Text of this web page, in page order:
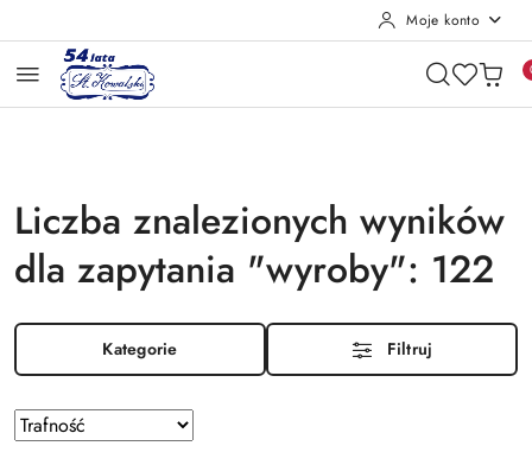
Moje konto
Liczba znalezionych wyników
dla zapytania "wyroby": 122
Kategorie Filtruj
Zastosowano
sortowanie:
Sortuj
według